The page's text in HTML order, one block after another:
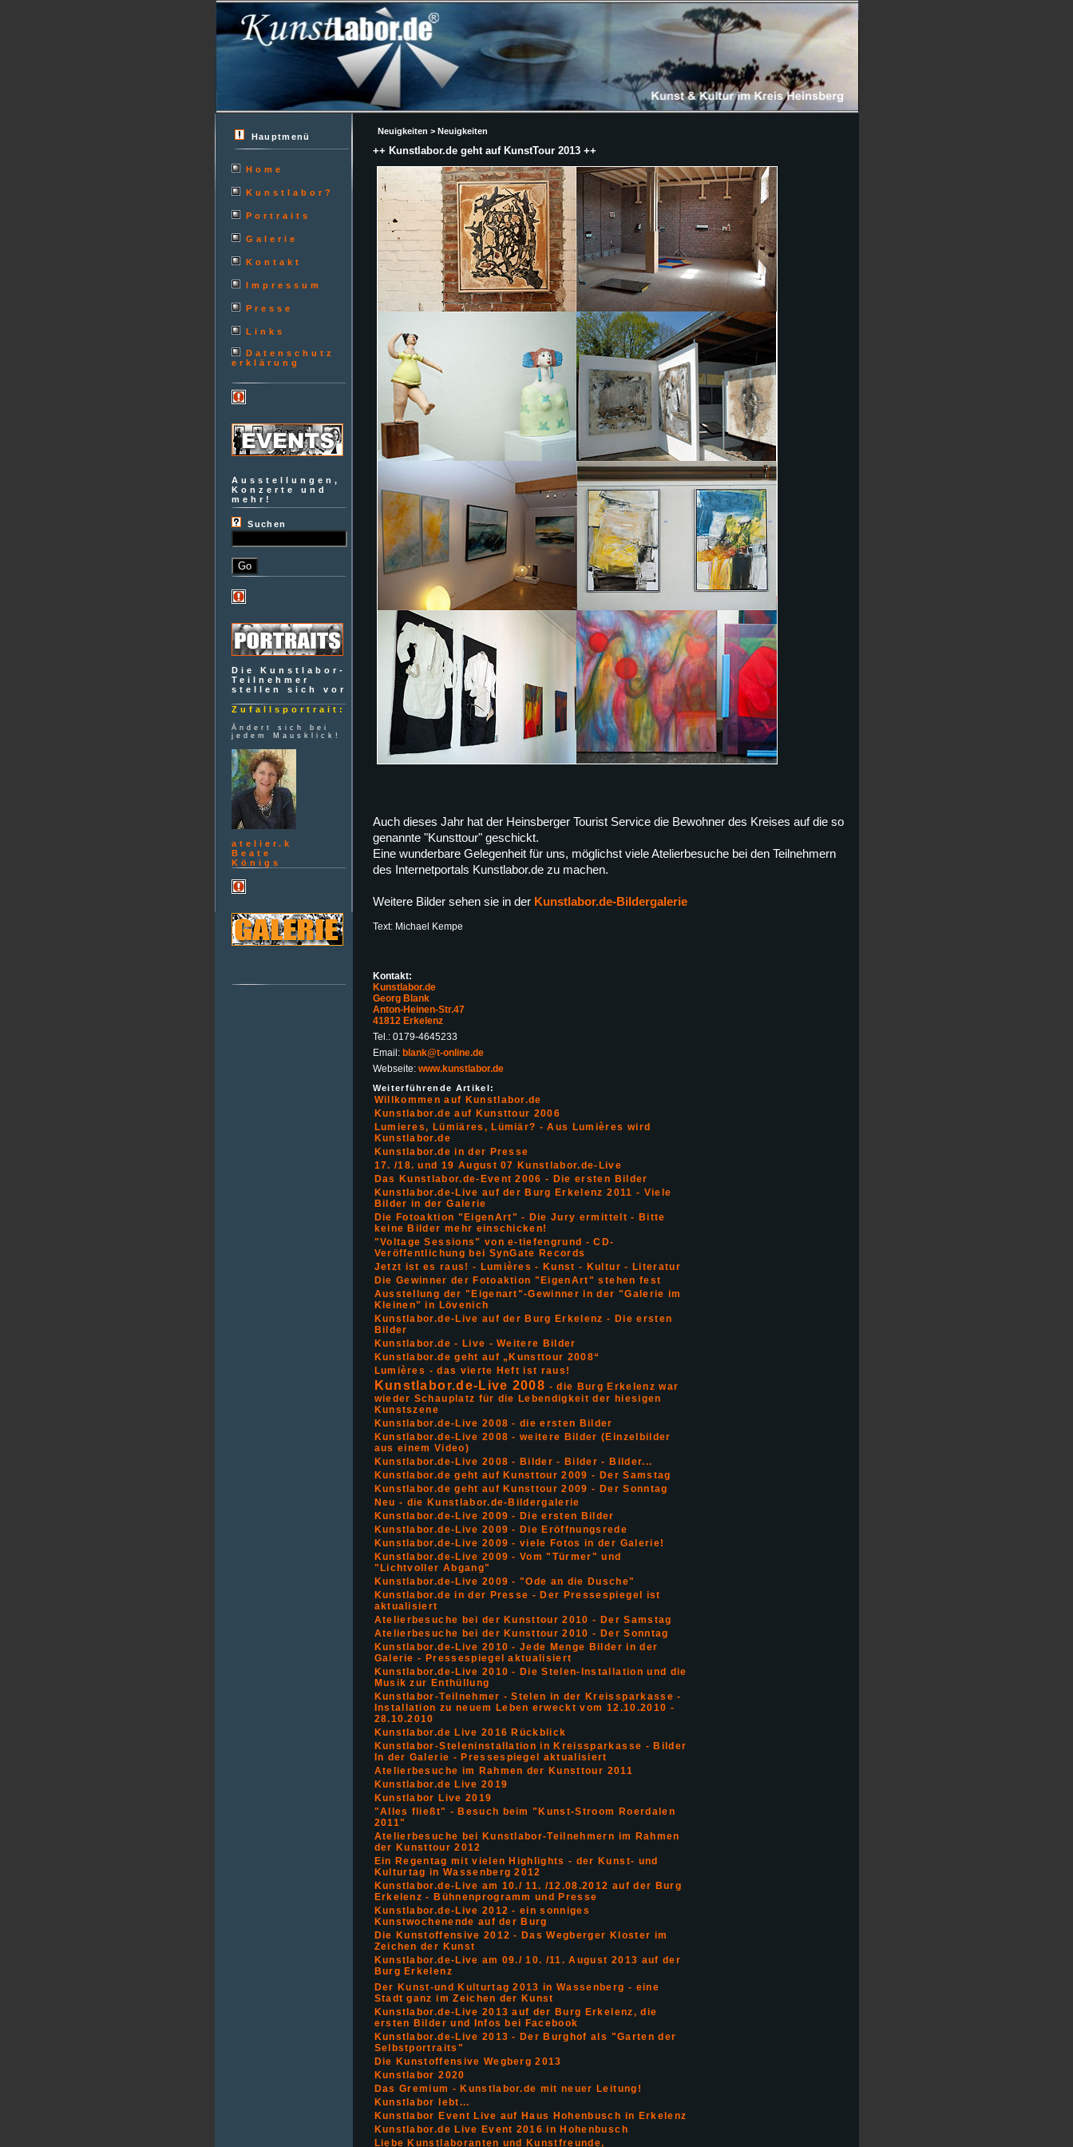
Hauptmenü
Home
Kunstlabor?
Portraits
Galerie
Kontakt
Impressum
Presse
Links
Datenschutz
erklärung
Ausstellungen,
Konzerte und
mehr!
Suchen
Die Kunstlabor-
Teilnehmer
stellen sich vor
Zufallsportrait:
Ändert sich bei
jedem Mausklick!
atelier.k
Beate
Königs
Neuigkeiten > Neuigkeiten
++ Kunstlabor.de geht auf KunstTour 2013 ++
Auch dieses Jahr hat der Heinsberger Tourist Service die Bewohner des Kreises auf die so
genannte "Kunsttour" geschickt.
Eine wunderbare Gelegenheit für uns, möglichst viele Atelierbesuche bei den Teilnehmern
des Internetportals Kunstlabor.de zu machen.
Weitere Bilder sehen sie in der Kunstlabor.de-Bildergalerie
Text: Michael Kempe
Kontakt:
Kunstlabor.de
Georg Blank
Anton-Heinen-Str.47
41812 Erkelenz
Tel.: 0179-4645233
Email: blank@t-online.de
Webseite: www.kunstlabor.de
Weiterführende Artikel:
Willkommen auf Kunstlabor.de
Kunstlabor.de auf Kunsttour 2006
Lumieres, Lümiäres, Lümiär? - Aus Lumières wird
Kunstlabor.de
Kunstlabor.de in der Presse
17. /18. und 19 August 07 Kunstlabor.de-Live
Das Kunstlabor.de-Event 2006 - Die ersten Bilder
Kunstlabor.de-Live auf der Burg Erkelenz 2011 - Viele
Bilder in der Galerie
Die Fotoaktion "EigenArt" - Die Jury ermittelt - Bitte
keine Bilder mehr einschicken!
"Voltage Sessions" von e-tiefengrund - CD-
Veröffentlichung bei SynGate Records
Jetzt ist es raus! - Lumières - Kunst - Kultur - Literatur
Die Gewinner der Fotoaktion "EigenArt" stehen fest
Ausstellung der "Eigenart"-Gewinner in der "Galerie im
Kleinen" in Lövenich
Kunstlabor.de-Live auf der Burg Erkelenz - Die ersten
Bilder
Kunstlabor.de - Live - Weitere Bilder
Kunstlabor.de geht auf „Kunsttour 2008“
Lumières - das vierte Heft ist raus!
Kunstlabor.de-Live 2008 - die Burg Erkelenz war
wieder Schauplatz für die Lebendigkeit der hiesigen
Kunstszene
Kunstlabor.de-Live 2008 - die ersten Bilder
Kunstlabor.de-Live 2008 - weitere Bilder (Einzelbilder
aus einem Video)
Kunstlabor.de-Live 2008 - Bilder - Bilder - Bilder...
Kunstlabor.de geht auf Kunsttour 2009 - Der Samstag
Kunstlabor.de geht auf Kunsttour 2009 - Der Sonntag
Neu - die Kunstlabor.de-Bildergalerie
Kunstlabor.de-Live 2009 - Die ersten Bilder
Kunstlabor.de-Live 2009 - Die Eröffnungsrede
Kunstlabor.de-Live 2009 - viele Fotos in der Galerie!
Kunstlabor.de-Live 2009 - Vom "Türmer" und
"Lichtvoller Abgang"
Kunstlabor.de-Live 2009 - "Ode an die Dusche"
Kunstlabor.de in der Presse - Der Pressespiegel ist
aktualisiert
Atelierbesuche bei der Kunsttour 2010 - Der Samstag
Atelierbesuche bei der Kunsttour 2010 - Der Sonntag
Kunstlabor.de-Live 2010 - Jede Menge Bilder in der
Galerie - Pressespiegel aktualisiert
Kunstlabor.de-Live 2010 - Die Stelen-Installation und die
Musik zur Enthüllung
Kunstlabor-Teilnehmer - Stelen in der Kreissparkasse -
Installation zu neuem Leben erweckt vom 12.10.2010 -
28.10.2010
Kunstlabor.de Live 2016 Rückblick
Kunstlabor-Steleninstallation in Kreissparkasse - Bilder
In der Galerie - Pressespiegel aktualisiert
Atelierbesuche im Rahmen der Kunsttour 2011
Kunstlabor.de Live 2019
Kunstlabor Live 2019
"Alles fließt" - Besuch beim "Kunst-Stroom Roerdalen
2011"
Atelierbesuche bei Kunstlabor-Teilnehmern im Rahmen
der Kunsttour 2012
Ein Regentag mit vielen Highlights - der Kunst- und
Kulturtag in Wassenberg 2012
Kunstlabor.de-Live am 10./ 11. /12.08.2012 auf der Burg
Erkelenz - Bühnenprogramm und Presse
Kunstlabor.de-Live 2012 - ein sonniges
Kunstwochenende auf der Burg
Die Kunstoffensive 2012 - Das Wegberger Kloster im
Zeichen der Kunst
Kunstlabor.de-Live am 09./ 10. /11. August 2013 auf der
Burg Erkelenz
Der Kunst-und Kulturtag 2013 in Wassenberg - eine
Stadt ganz im Zeichen der Kunst
Kunstlabor.de-Live 2013 auf der Burg Erkelenz, die
ersten Bilder und Infos bei Facebook
Kunstlabor.de-Live 2013 - Der Burghof als "Garten der
Selbstportraits"
Die Kunstoffensive Wegberg 2013
Kunstlabor 2020
Das Gremium - Kunstlabor.de mit neuer Leitung!
Kunstlabor lebt...
Kunstlabor Event Live auf Haus Hohenbusch in Erkelenz
Kunstlabor.de Live Event 2016 in Hohenbusch
Liebe Kunstlaboranten und Kunstfreunde,